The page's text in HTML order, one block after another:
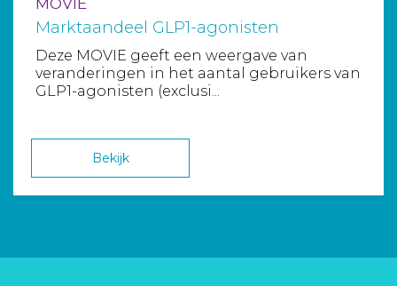
MOVIE
Marktaandeel GLP1-agonisten
Deze MOVIE geeft een weergave van
veranderingen in het aantal gebruikers van
GLP1-agonisten (exclusi...
Bekijk